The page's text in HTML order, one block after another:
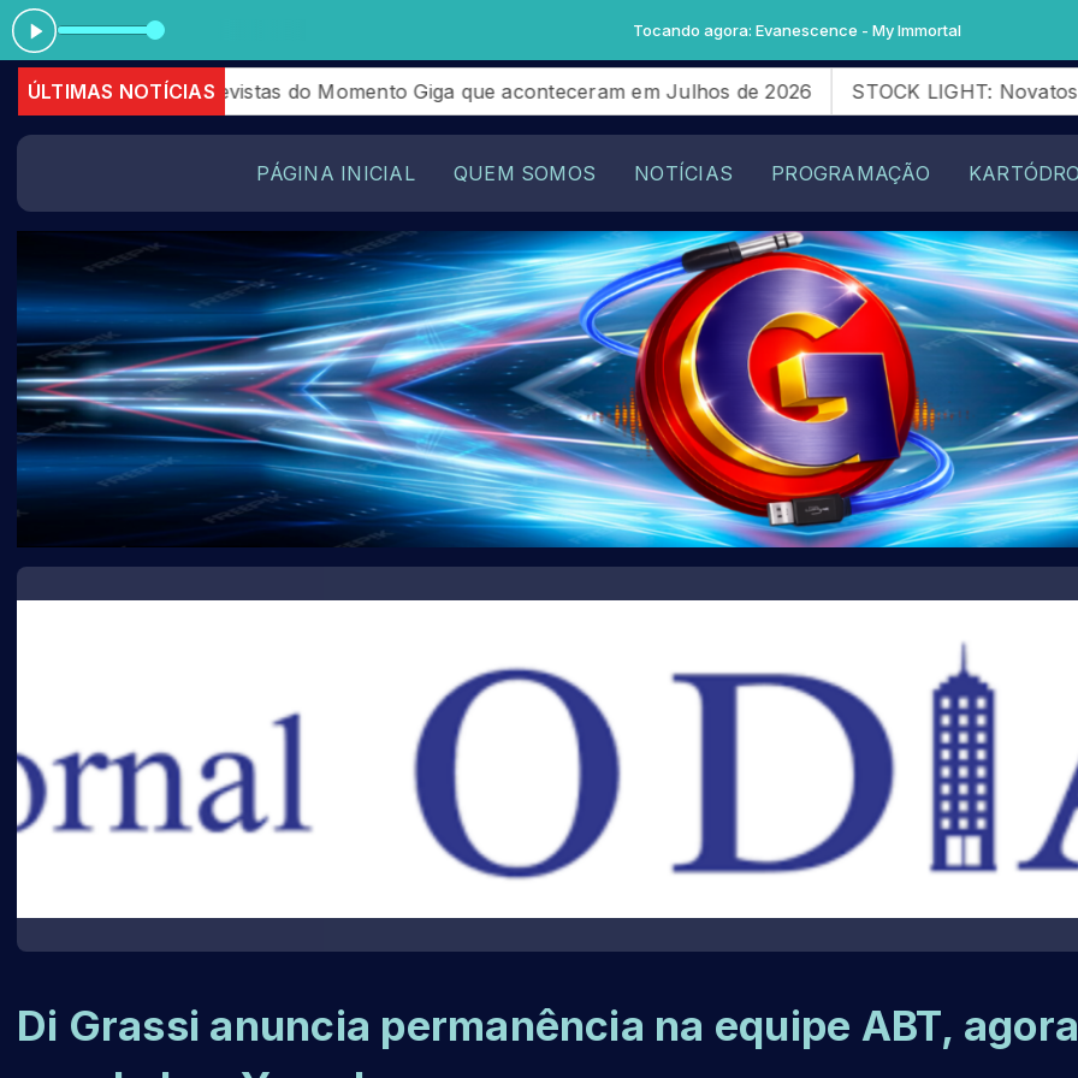
Tocando agora: Evanescence - My Immortal
ÚLTIMAS NOTÍCIAS
do Momento Giga que aconteceram em Julhos de 2026 STOCK LIGHT: Novatos da SG28 Racing
PÁGINA INICIAL QUEM SOMOS NOTÍCIAS PROGRAMAÇÃO
Di Grassi anuncia permanência na equipe ABT, agora